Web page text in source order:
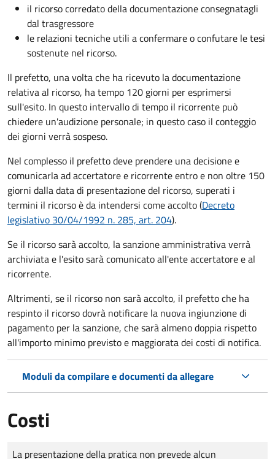
il ricorso corredato della documentazione consegnatagli
dal trasgressore
le relazioni tecniche utili a confermare o confutare le tesi
sostenute nel ricorso.
Il prefetto, una volta che ha ricevuto la documentazione
relativa al ricorso, ha tempo 120 giorni per esprimersi
sull'esito. In questo intervallo di tempo il ricorrente può
chiedere un'audizione personale; in questo caso il conteggio
dei giorni verrà sospeso.
Nel complesso il prefetto deve prendere una decisione e
comunicarla ad accertatore e ricorrente entro e non oltre 150
giorni dalla data di presentazione del ricorso, superati i
termini il ricorso è da intendersi come accolto (Decreto
legislativo 30/04/1992 n. 285, art. 204).
Se il ricorso sarà accolto, la sanzione amministrativa verrà
archiviata e l'esito sarà comunicato all'ente accertatore e al
ricorrente.
Altrimenti, se il ricorso non sarà accolto, il prefetto che ha
respinto il ricorso dovrà notificare la nuova ingiunzione di
pagamento per la sanzione, che sarà almeno doppia rispetto
all'importo minimo previsto e maggiorata dei costi di notifica.
Moduli da compilare e documenti da allegare
Costi
Tipo di pagamento
Importo
La presentazione della pratica non prevede alcun